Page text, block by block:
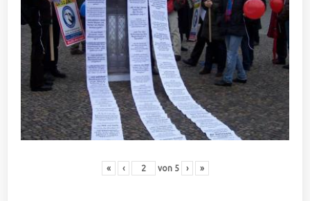
« ‹ von 5 › »